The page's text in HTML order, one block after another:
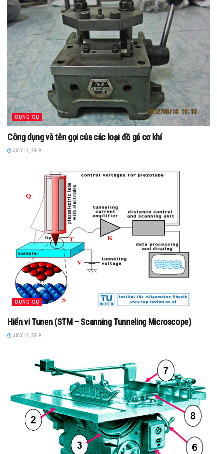
DỤNG CỤ
Công dụng và tên gọi của các loại đồ gá cơ khí
JULY 14, 2019
DỤNG CỤ
Hiển vi Tunen (STM – Scanning Tunneling Microscope)
JULY 14, 2019